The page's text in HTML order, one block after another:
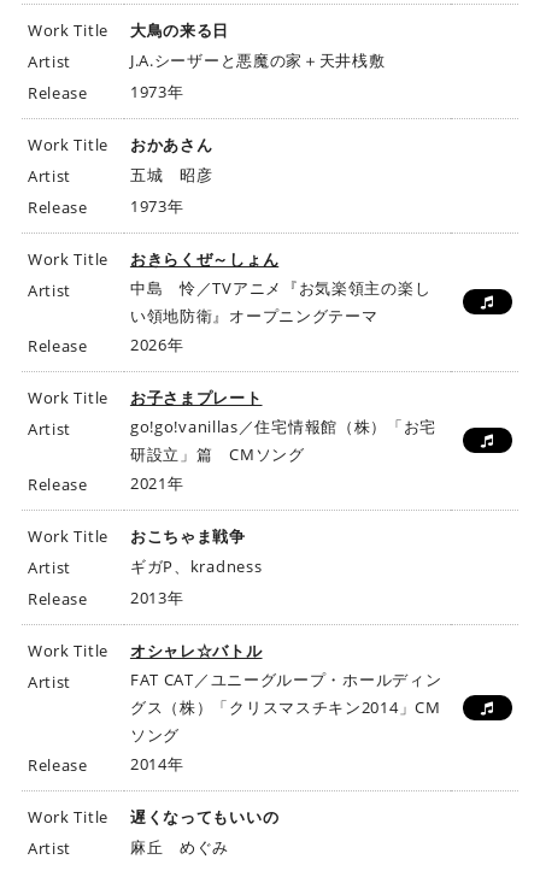
Work Title
大鳥の来る日
Artist
J.A.シーザーと悪魔の家＋天井桟敷
Release
1973年
Work Title
おかあさん
Artist
五城 昭彦
Release
1973年
Work Title
おきらくぜ～しょん
Artist
中島 怜／TVアニメ『お気楽領主の楽し
い領地防衛』オープニングテーマ
Release
2026年
Work Title
お子さまプレート
Artist
go!go!vanillas／住宅情報館（株）「お宅
研設立」篇 CMソング
Release
2021年
Work Title
おこちゃま戦争
Artist
ギガP、kradness
Release
2013年
Work Title
オシャレ☆バトル
Artist
FAT CAT／ユニーグループ・ホールディン
グス（株）「クリスマスチキン2014」CM
ソング
Release
2014年
Work Title
遅くなってもいいの
Artist
麻丘 めぐみ